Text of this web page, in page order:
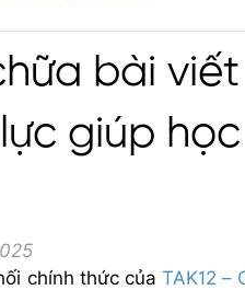
bài viết
giúp
chính thức của TAK12 –